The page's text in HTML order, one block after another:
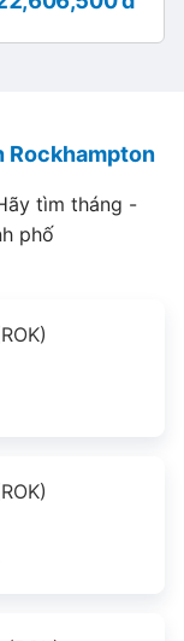
Rockhampton
tìm tháng -
phố